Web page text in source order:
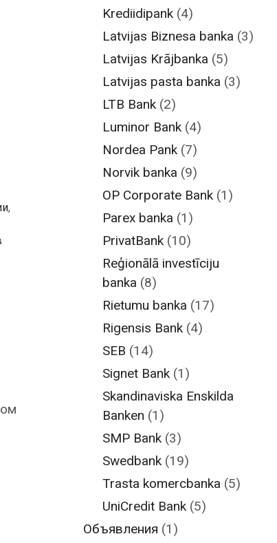
,
Krediidipank (4)
Latvijas Biznesa banka (3)
Latvijas Krājbanka (5)
Latvijas pasta banka (3)
LTB Bank (2)
Luminor Bank (4)
Nordea Pank (7)
Norvik banka (9)
OP Corporate Bank (1)
Parex banka (1)
PrivatBank (10)
Reģionālā investīciju
banka (8)
Rietumu banka (17)
Rigensis Bank (4)
SEB (14)
Signet Bank (1)
Skandinaviska Enskilda
Banken (1)
SMP Bank (3)
Swedbank (19)
Trasta komercbanka (5)
UniCredit Bank (5)
Объявления (1)